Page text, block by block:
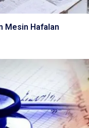
Mesin Hafalan